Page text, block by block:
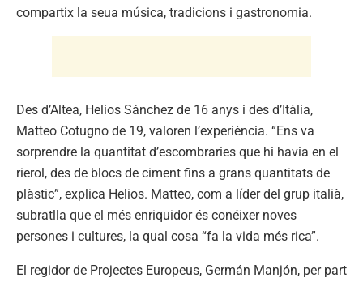
compartix la seua música, tradicions i gastronomia.
Des d’Altea, Helios Sánchez de 16 anys i des d’Itàlia,
Matteo Cotugno de 19, valoren l’experiència. “Ens va
sorprendre la quantitat d’escombraries que hi havia en el
rierol, des de blocs de ciment fins a grans quantitats de
plàstic”, explica Helios. Matteo, com a líder del grup italià,
subratlla que el més enriquidor és conéixer noves
persones i cultures, la qual cosa “fa la vida més rica”.
El regidor de Projectes Europeus, Germán Manjón, per part